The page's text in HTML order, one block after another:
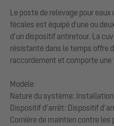
Le poste de relevage pour
fécales est équipé d'une ou
d’un dispositif antiretour. La
résistante dans le temps offre
raccordement et comporte une
Modèle
Nature du système:
Dispositif d’arrêt: Dispositif
Cornière de maintien contre